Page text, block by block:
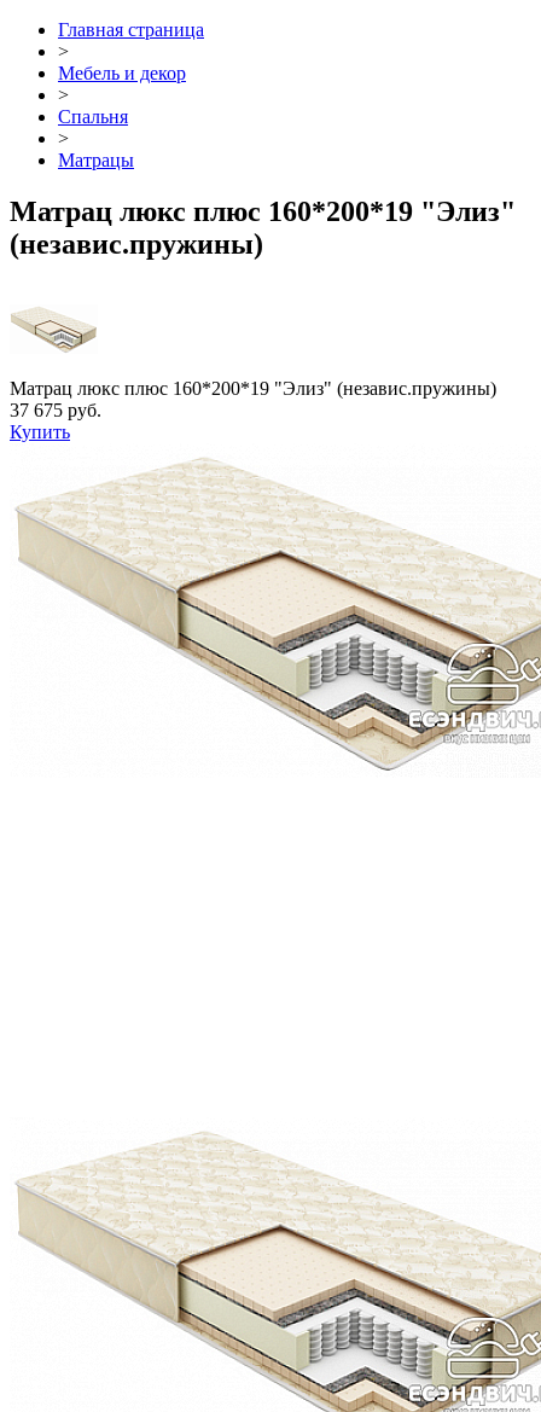
Главная страница
>
Мебель и декор
>
Спальня
>
Матрацы
Матрац люкс плюс 160*200*19 "Элиз"
(независ.пружины)
Матрац люкс плюс 160*200*19 "Элиз" (независ.пружины)
37 675 руб.
Купить